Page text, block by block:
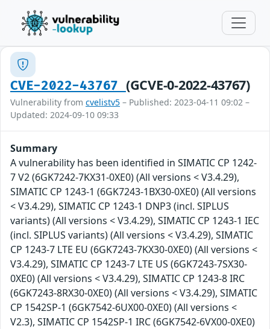
CVE-2022-43767 (GCVE-0-2022-43767)
Vulnerability from cvelistv5 – Published: 2023-04-11 09:02 –
Updated: 2024-09-10 09:33
Summary
A vulnerability has been identified in SIMATIC CP 1242-
7 V2 (6GK7242-7KX31-0XE0) (All versions < V3.4.29),
SIMATIC CP 1243-1 (6GK7243-1BX30-0XE0) (All versions
< V3.4.29), SIMATIC CP 1243-1 DNP3 (incl. SIPLUS
variants) (All versions < V3.4.29), SIMATIC CP 1243-1 IEC
(incl. SIPLUS variants) (All versions < V3.4.29), SIMATIC
CP 1243-7 LTE EU (6GK7243-7KX30-0XE0) (All versions <
V3.4.29), SIMATIC CP 1243-7 LTE US (6GK7243-7SX30-
0XE0) (All versions < V3.4.29), SIMATIC CP 1243-8 IRC
(6GK7243-8RX30-0XE0) (All versions < V3.4.29), SIMATIC
CP 1542SP-1 (6GK7542-6UX00-0XE0) (All versions <
V2.3), SIMATIC CP 1542SP-1 IRC (6GK7542-6VX00-0XE0)